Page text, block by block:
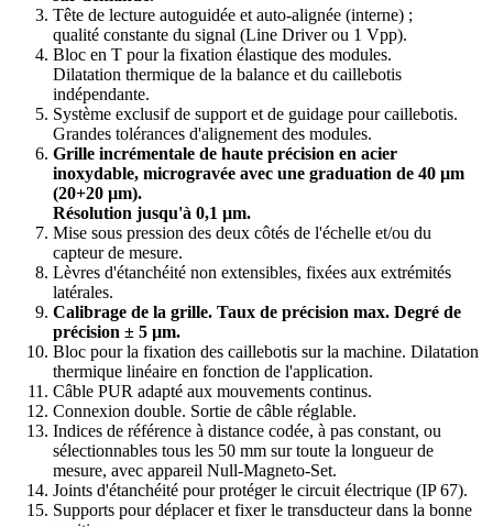
Tête de lecture autoguidée et auto-alignée (interne) ;
qualité constante du signal (Line Driver ou 1 Vpp).
Bloc en T pour la fixation élastique des modules.
Dilatation thermique de la balance et du caillebotis
indépendante.
Système exclusif de support et de guidage pour caillebotis.
Grandes tolérances d'alignement des modules.
Grille incrémentale de haute précision en acier
inoxydable, microgravée avec une graduation de 40 µm
(20+20 µm).
Résolution jusqu'à 0,1 µm.
Mise sous pression des deux côtés de l'échelle et/ou du
capteur de mesure.
Lèvres d'étanchéité non extensibles, fixées aux extrémités
latérales.
Calibrage de la grille. Taux de précision max. Degré de
précision ± 5 µm.
Bloc pour la fixation des caillebotis sur la machine. Dilatation
thermique linéaire en fonction de l'application.
Câble PUR adapté aux mouvements continus.
Connexion double. Sortie de câble réglable.
Indices de référence à distance codée, à pas constant, ou
sélectionnables tous les 50 mm sur toute la longueur de
mesure, avec appareil Null-Magneto-Set.
Joints d'étanchéité pour protéger le circuit électrique (IP 67).
Supports pour déplacer et fixer le transducteur dans la bonne